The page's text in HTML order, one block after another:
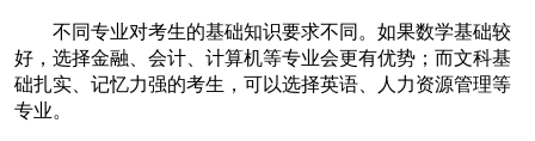
不同专业对考生的基础知识要求不同。如果数学基础较
好，选择金融、会计、计算机等专业会更有优势；而文科基
础扎实、记忆力强的考生，可以选择英语、人力资源管理等
专业。